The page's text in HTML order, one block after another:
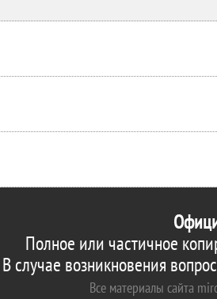
Полное или частичное
В случае возникновения
Все материалы сайта